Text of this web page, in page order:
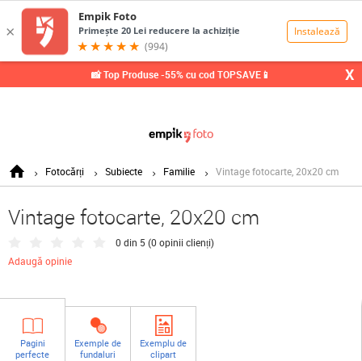
📸 Top Produse -55% cu cod TOPSAVE📱 X
Fotocărți Subiecte Familie Vintage fotocarte, 20x20 cm
Vintage fotocarte, 20x20 cm
0 din 5 (0 opinii clienți)
Adaugă opinie
Pagini
perfecte
Exemple de
fundaluri
Exemplu de
clipart